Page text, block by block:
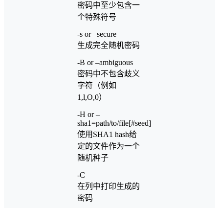
密码中至少包含一
个特殊符号
-s or –secure
生成完全随机密码
-B or –ambiguous
密码中不包含歧义
字符（例如
1,l,O,0）
-H or –
sha1=path/to/file[#seed]
使用SHA1 hash给
定的文件作为一个
随机种子
-C
在列中打印生成的
密码